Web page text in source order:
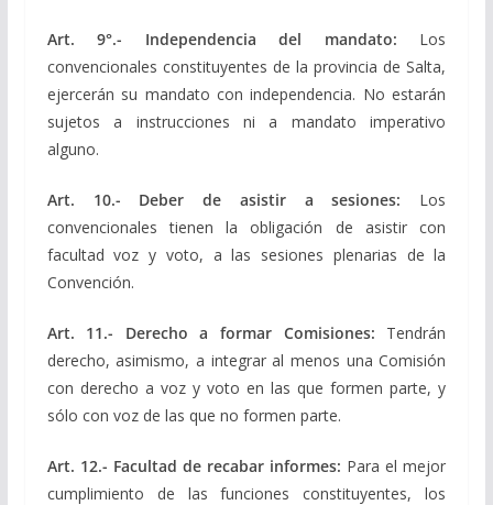
Art. 9°.- Independencia del mandato: Los
convencionales constituyentes de la provincia de Salta,
ejercerán su mandato con independencia. No estarán
sujetos a instrucciones ni a mandato imperativo
alguno.
Art. 10.- Deber de asistir a sesiones: Los
convencionales tienen la obligación de asistir con
facultad voz y voto, a las sesiones plenarias de la
Convención.
Art. 11.- Derecho a formar Comisiones: Tendrán
derecho, asimismo, a integrar al menos una Comisión
con derecho a voz y voto en las que formen parte, y
sólo con voz de las que no formen parte.
Art. 12.- Facultad de recabar informes: Para el mejor
cumplimiento de las funciones constituyentes, los